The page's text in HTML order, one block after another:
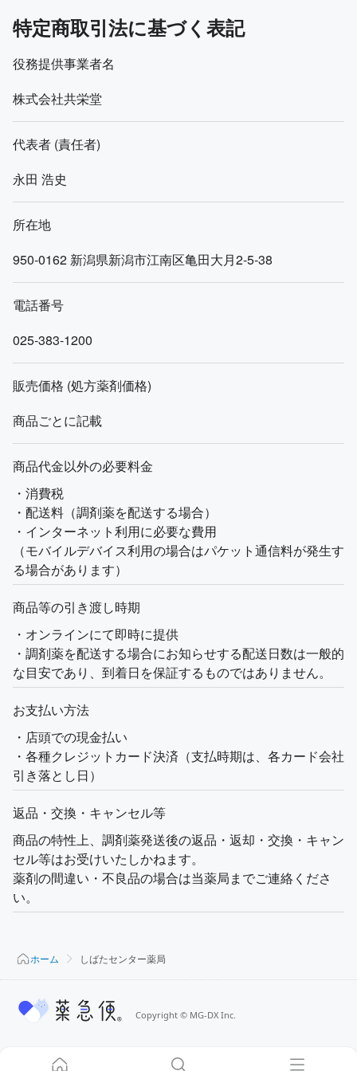
特定商取引法に基づく表記
役務提供事業者名
株式会社共栄堂
代表者 (責任者)
永田 浩史
所在地
950-0162 新潟県新潟市江南区亀田大月2-5-38
電話番号
025-383-1200
販売価格 (処方薬剤価格)
商品ごとに記載
商品代金以外の必要料金
・消費税
・配送料（調剤薬を配送する場合）
・インターネット利用に必要な費用
（モバイルデバイス利用の場合はパケット通信料が発生す
る場合があります）
商品等の引き渡し時期
・オンラインにて即時に提供
・調剤薬を配送する場合にお知らせする配送日数は一般的
な目安であり、到着日を保証するものではありません。
お支払い方法
・店頭での現金払い
・各種クレジットカード決済（支払時期は、各カード会社
引き落とし日）
返品・交換・キャンセル等
商品の特性上、調剤薬発送後の返品・返却・交換・キャン
セル等はお受けいたしかねます。
薬剤の間違い・不良品の場合は当薬局までご連絡くださ
い。
ホーム しばたセンター薬局
Copyright © MG-DX Inc.